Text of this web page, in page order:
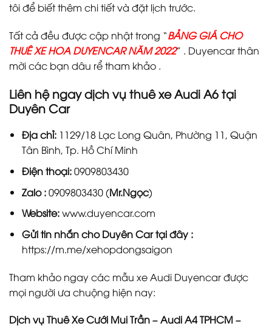
tôi để biết thêm chi tiết và đặt lịch trước.
Tất cả đều được cập nhật trong “BẢNG GIÁ CHO
THUÊ XE HOA DUYENCAR NĂM 2022” . Duyencar thân
mời các bạn dâu rể tham khảo .
Liên hệ ngay dịch vụ thuê xe Audi A6 tại
Duyên Car
Địa chỉ: 1129/18 Lạc Long Quân, Phường 11, Quận
Tân Bình, Tp. Hồ Chí Minh
Điện thoại:0909803430
Zalo :0909803430 (Mr.Ngọc)
Website:www.duyencar.com
Gửi tin nhắn choDuyên Cartại đây :
https://m.me/xehopdongsaigon
Tham khảo ngay các mẫu xe Audi Duyencar được
mọi người ưa chuộng hiện nay:
Dịch vụ Thuê Xe Cưới Mui Trần – Audi A4 TPHCM –